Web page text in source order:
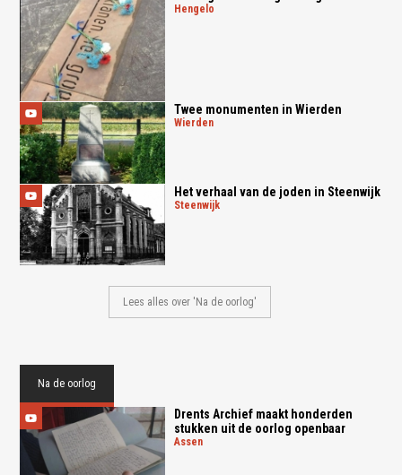
hengelo
Twee monumenten in Wierden
wierden
Het verhaal van de joden in Steenwijk
steenwijk
Lees alles over 'Na de oorlog'
Na de oorlog
Drents Archief maakt honderden
stukken uit de oorlog openbaar
assen